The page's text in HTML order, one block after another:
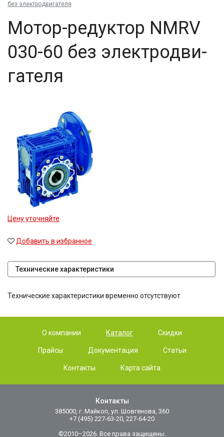
без элек­трод­ви­гате­ля
Мо­тор-ре­дук­тор NMRV
030-60 без элек­трод­ви­
гате­ля
Цену уточняйте
Добавить в избранное
Технические характеристики
Технические характеристики временно отсутствуют
О компании Каталог Скидки
Прайсы Документация Статьи
Контакты Карта сайта
Контакты
385000, г. Майкоп, ул. Шовгенова, 360
+7 (495) 227-63-20, 227-64-20
©2010–2026. Все права защищены.